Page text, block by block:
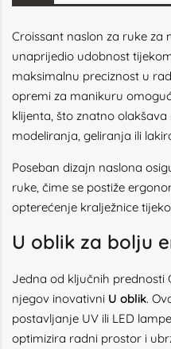
Croissant naslon za ruke
unaprijedio udobnost
maksimalnu preciznost u
opremi za manikuru
klijenta, što znatno
modeliranja, geliranja ili
Poseban dizajn naslona
ruke, čime se postiže
opterećenje kralježnice
U oblik za bolju
Jedna od ključnih prednosti
njegov inovativni U oblik.
postavljanje UV ili LED
optimizira radni prostor i